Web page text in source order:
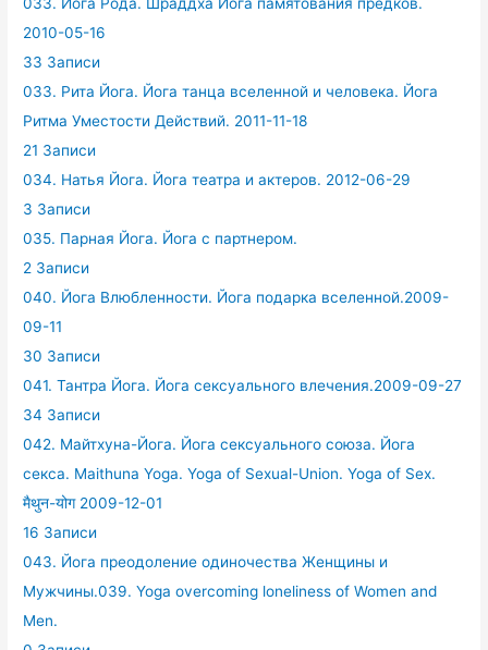
033. Йога Рода. Шраддха Йога памятования предков.
2010-05-16
33 Записи
033. Рита Йога. Йога танца вселенной и человека. Йога
Ритма Уместости Действий. 2011-11-18
21 Записи
034. Натья Йога. Йога театра и актеров. 2012-06-29
3 Записи
035. Парная Йога. Йога с партнером.
2 Записи
040. Йога Влюбленности. Йога подарка вселенной.2009-
09-11
30 Записи
041. Тантра Йога. Йога сексуального влечения.2009-09-27
34 Записи
042. Майтхуна-Йога. Йога сексуального союза. Йога
секса. Maithuna Yoga. Yoga of Sexual-Union. Yoga of Sex.
मैथुन-योग 2009-12-01
16 Записи
043. Йога преодоление одиночества Женщины и
Мужчины.039. Yoga overcoming loneliness of Women and
Men.